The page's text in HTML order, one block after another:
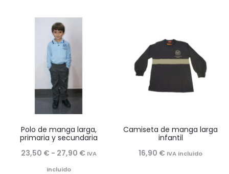
Polo de manga larga,
primaria y secundaria
23,50 € - 27,90 €Rango
IVA
incluido
Camiseta de manga larga
infantil
16,90 € IVA incluido